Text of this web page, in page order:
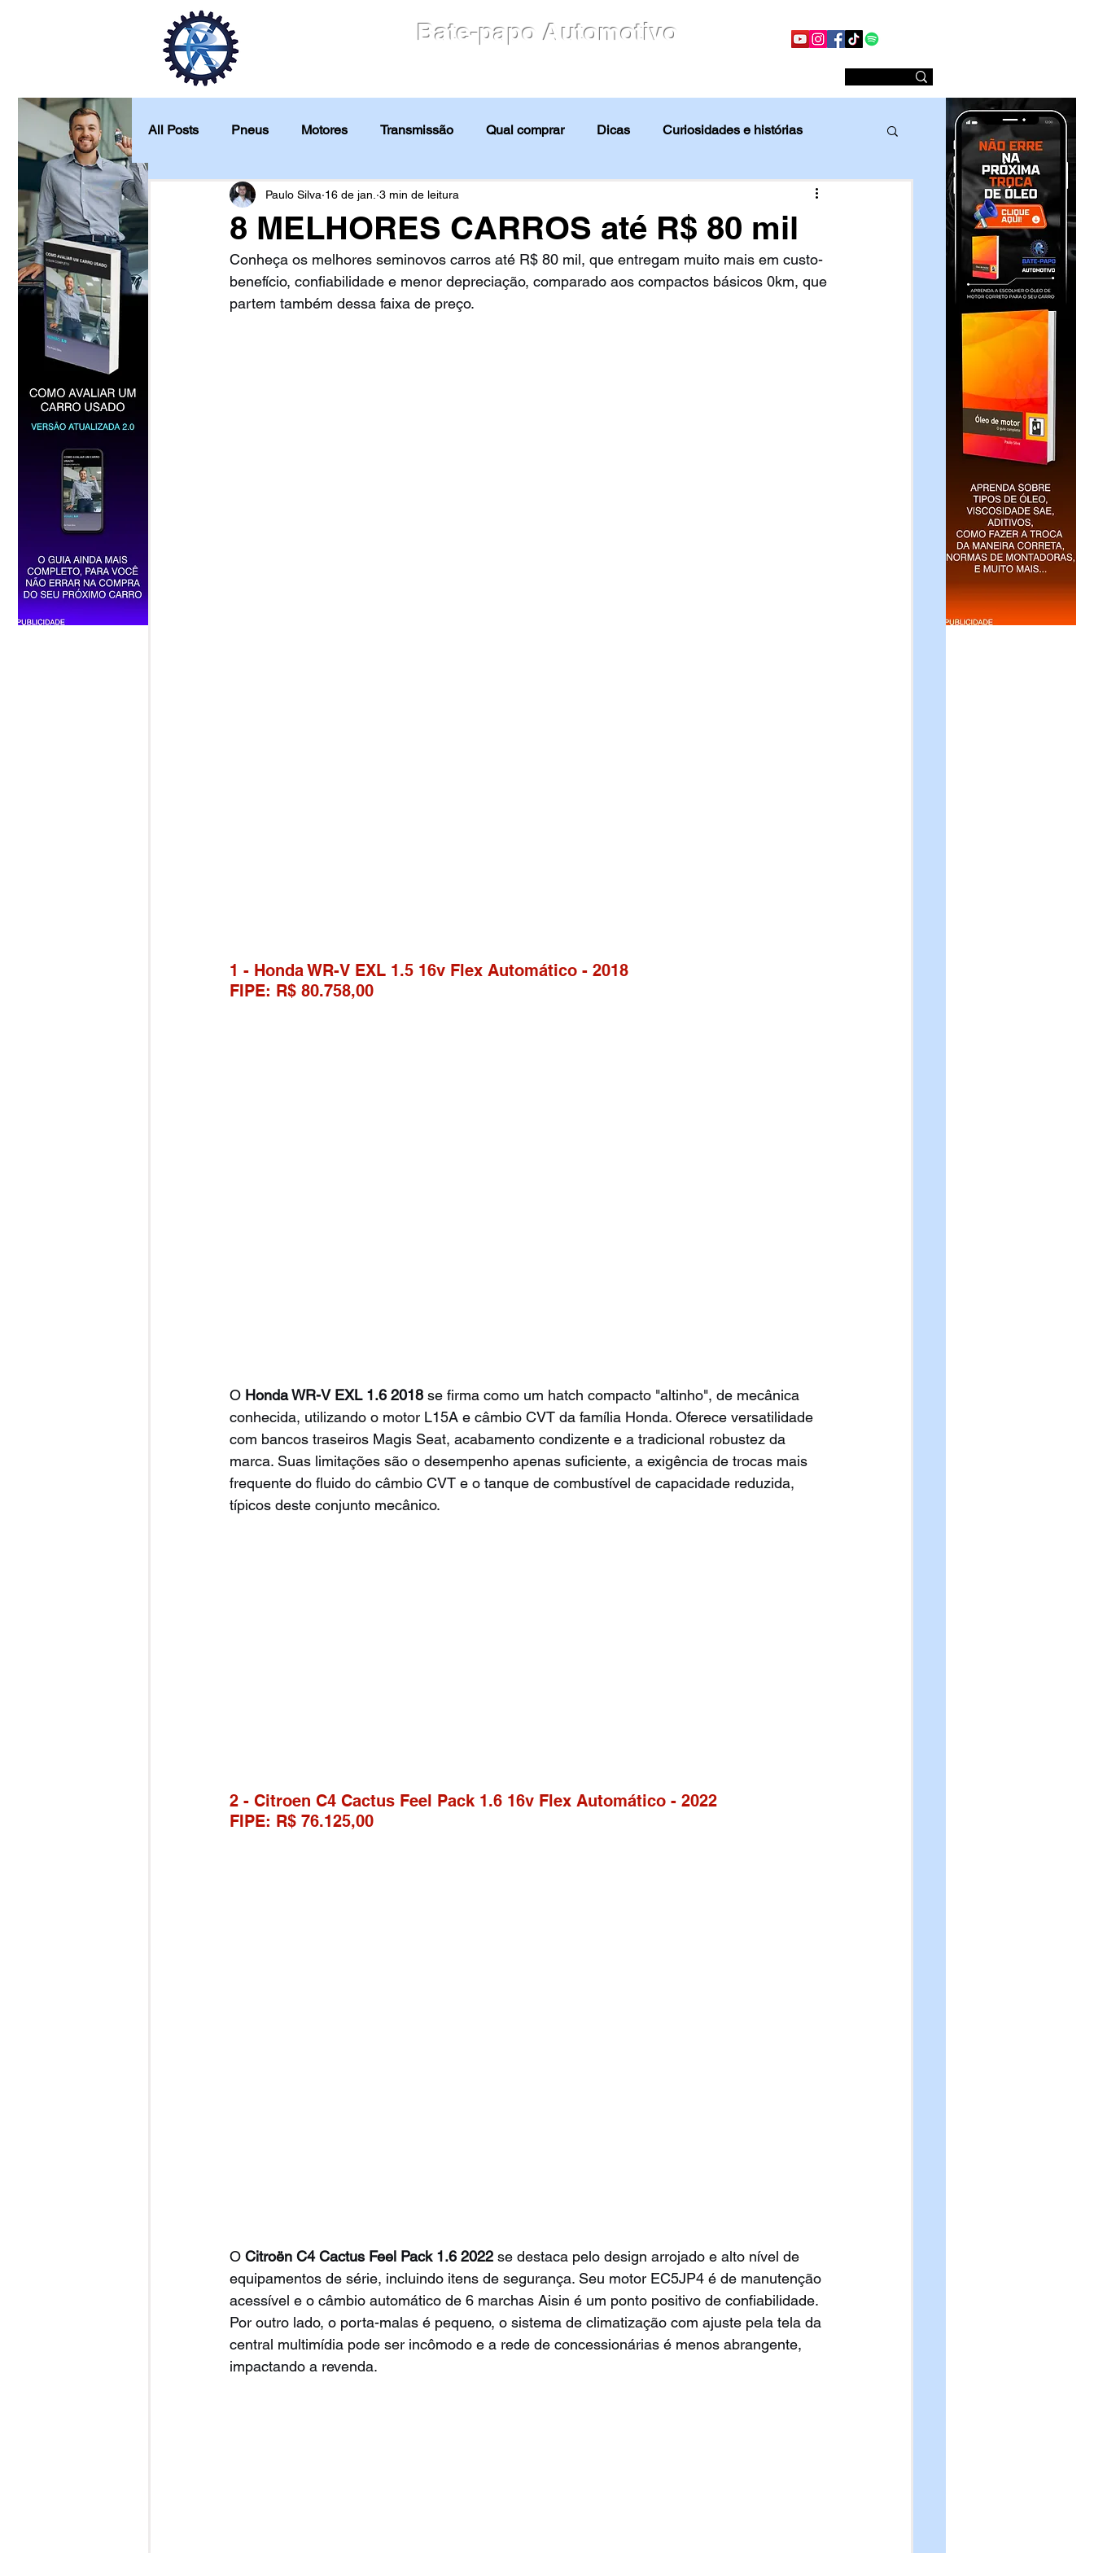
Bate-papo Automotivo
All Posts Pneus Motores Transmissão Qual comprar Dicas Curiosidades e histórias
Quanto custa para manter Avaliação Notícias Comparativo
Análise de produtos
8 MELHORES CARROS até R$ 80 mil
Paulo Silva 16 de jan. 3 min de leitura
Conheça os melhores seminovos carros até R$ 80 mil, que entregam muito mais em custo-
benefício, confiabilidade e menor depreciação, comparado aos compactos básicos 0km, que
partem também dessa faixa de preço.
1 - Honda WR-V EXL 1.5 16v Flex Automático - 2018
FIPE: R$ 80.758,00
O Honda WR-V EXL 1.6 2018 se firma como um hatch compacto "altinho", de mecânica
conhecida, utilizando o motor L15A e câmbio CVT da família Honda. Oferece versatilidade
com bancos traseiros Magis Seat, acabamento condizente e a tradicional robustez da
marca. Suas limitações são o desempenho apenas suficiente, a exigência de trocas mais
frequente do fluido do câmbio CVT e o tanque de combustível de capacidade reduzida,
típicos deste conjunto mecânico.
2 - Citroen C4 Cactus Feel Pack 1.6 16v Flex Automático - 2022
FIPE: R$ 76.125,00
O Citroën C4 Cactus Feel Pack 1.6 2022 se destaca pelo design arrojado e alto nível de
equipamentos de série, incluindo itens de segurança. Seu motor EC5JP4 é de manutenção
acessível e o câmbio automático de 6 marchas Aisin é um ponto positivo de confiabilidade.
Por outro lado, o porta-malas é pequeno, o sistema de climatização com ajuste pela tela da
central multimídia pode ser incômodo e a rede de concessionárias é menos abrangente,
impactando a revenda.